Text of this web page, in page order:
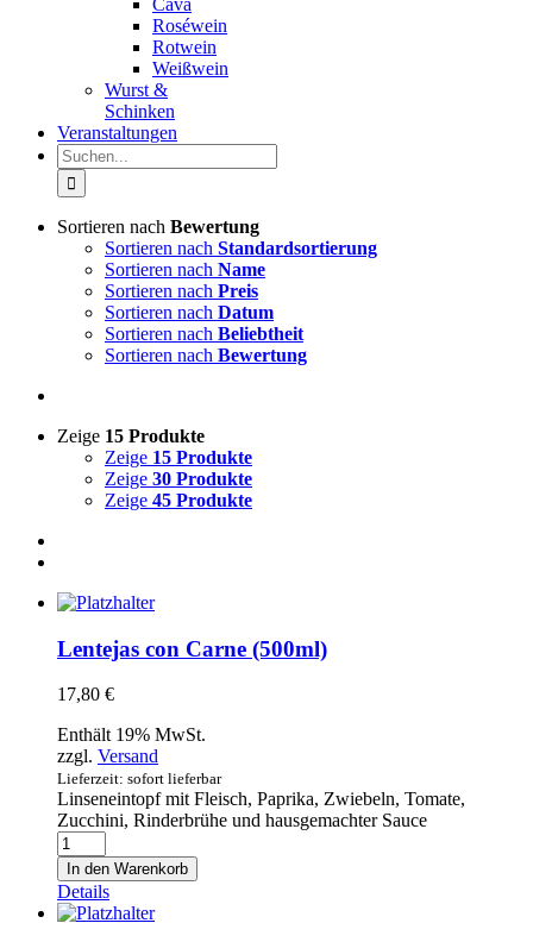
Cava
Roséwein
Rotwein
Weißwein
Wurst &
Schinken
Veranstaltungen
Suche
nach:
Sortieren nach Bewertung
Sortieren nach Standardsortierung
Sortieren nach Name
Sortieren nach Preis
Sortieren nach Datum
Sortieren nach Beliebtheit
Sortieren nach Bewertung
Zeige 15 Produkte
Zeige 15 Produkte
Zeige 30 Produkte
Zeige 45 Produkte
Lentejas con Carne (500ml)
17,80 €
Enthält 19% MwSt.
zzgl. Versand
Lieferzeit: sofort lieferbar
Linseneintopf mit Fleisch, Paprika, Zwiebeln, Tomate,
Zucchini, Rinderbrühe und hausgemachter Sauce
Lentejas
con
Carne
(500ml)
Menge
In den Warenkorb
Details